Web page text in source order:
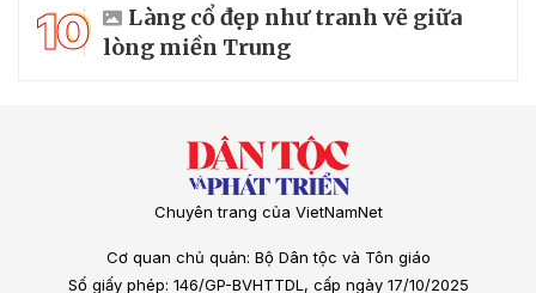
10
Làng cổ đẹp như tranh vẽ giữa
lòng miền Trung
Chuyên trang của VietNamNet
Cơ quan chủ quản: Bộ Dân tộc và Tôn giáo
Số giấy phép: 146/GP-BVHTTDL, cấp ngày 17/10/2025